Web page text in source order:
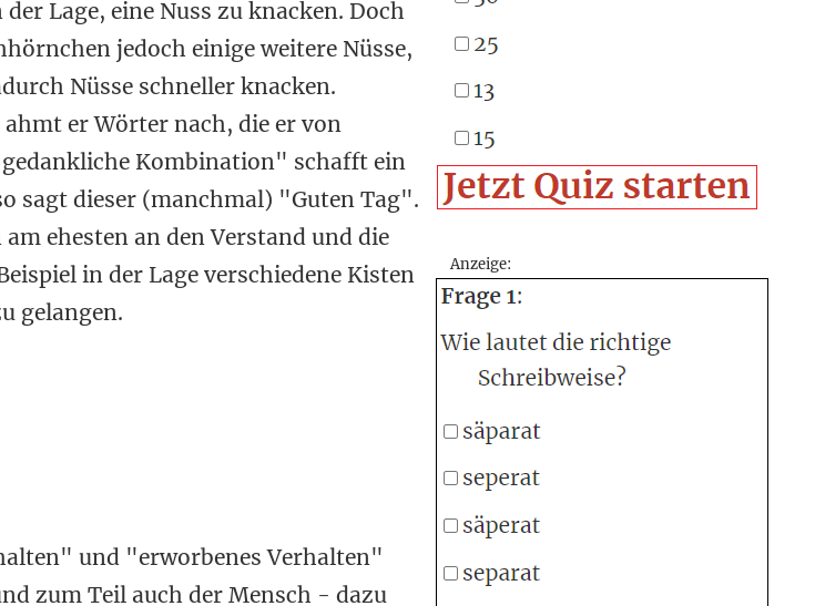
Lage, eine Nuss zu knacken. Doch
jedoch einige weitere Nüsse,
Nüsse schneller knacken.
ahmt er Wörter nach, die er von
Kombination" schafft ein
sagt dieser (manchmal) "Guten Tag".
ehesten an den Verstand und die
in der Lage verschiedene Kisten
gelangen.
und "erworbenes Verhalten"
zum Teil auch der Mensch - dazu
Anzeige: